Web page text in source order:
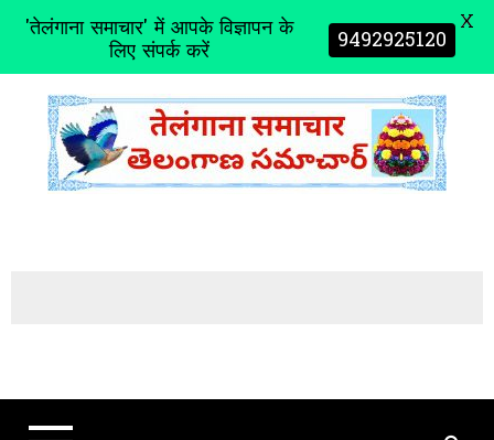
t
'तेलंगाना समाचार' में आपके विज्ञापन के
लिए संपर्क करें 9492925120 X